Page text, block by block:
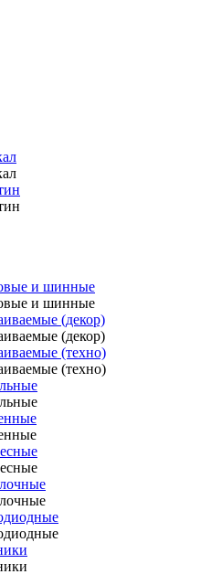
и шинные
и шинные
(декор)
(декор)
(техно)
(техно)